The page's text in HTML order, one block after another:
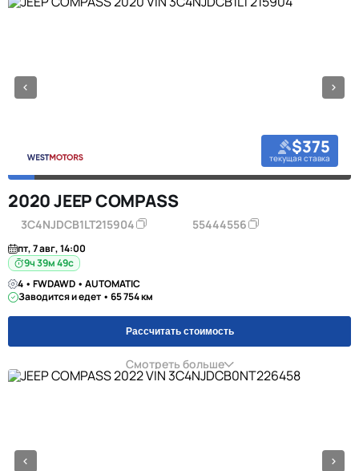
$375
текущая ставка
2020 JEEP COMPASS
3C4NJDCB1LT215904 55444556
пт, 7 авг, 14:00
9ч 39м 48с
4 • FWDAWD • AUTOMATIC
Заводится и едет • 65 754 км
Рассчитать стоимость
Смотреть больше